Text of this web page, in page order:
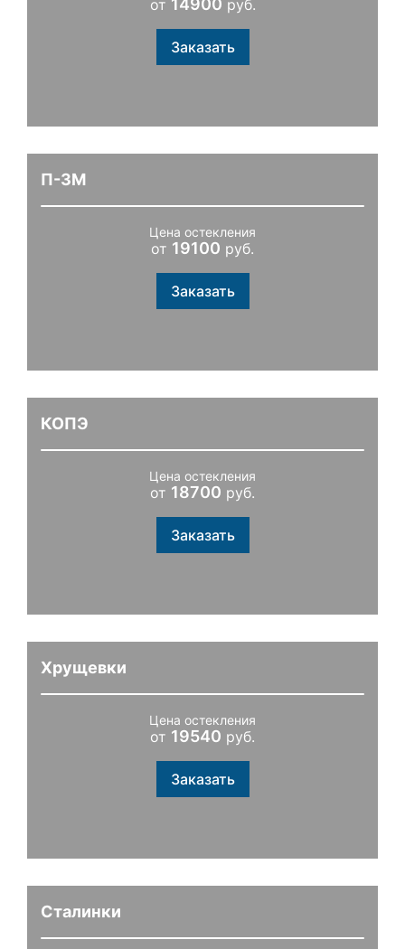
от руб.
Заказать
П-3М
Цена остекления
от 19100 руб.
Заказать
КОПЭ
Цена остекления
от 18700 руб.
Заказать
Хрущевки
Цена остекления
от 19540 руб.
Заказать
Сталинки